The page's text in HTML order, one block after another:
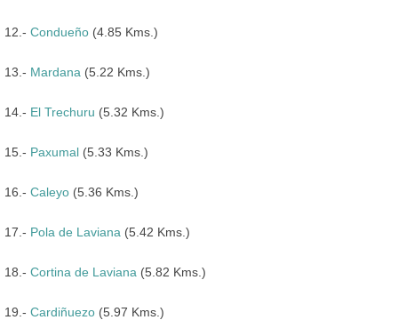
12.- Condueño (4.85 Kms.)
13.- Mardana (5.22 Kms.)
14.- El Trechuru (5.32 Kms.)
15.- Paxumal (5.33 Kms.)
16.- Caleyo (5.36 Kms.)
17.- Pola de Laviana (5.42 Kms.)
18.- Cortina de Laviana (5.82 Kms.)
19.- Cardiñuezo (5.97 Kms.)